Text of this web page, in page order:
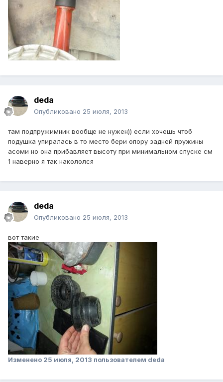
deda
Опубликовано 25 июля, 2013
там подпружимник вообще не нужен)) если хочешь чтоб
подушка упиралась в то место бери опору задней пружины
асоми но она прибавляет высоту при минимальном спуске см
1 наверно я так накололся
deda
Опубликовано 25 июля, 2013
вот такие
Изменено 25 июля, 2013 пользователем deda